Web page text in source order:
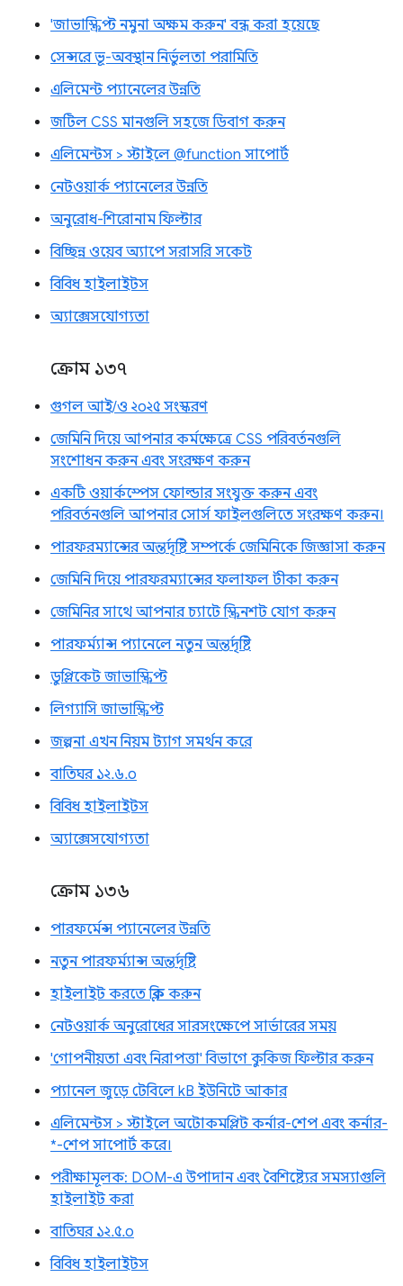
'জাভাস্ক্রিপ্ট নমুনা অক্ষম করুন' বন্ধ করা হয়েছে
সেন্সরে ভূ-অবস্থান নির্ভুলতা পরামিতি
এলিমেন্ট প্যানেলের উন্নতি
জটিল CSS মানগুলি সহজে ডিবাগ করুন
এলিমেন্টস > স্টাইলে @function সাপোর্ট
নেটওয়ার্ক প্যানেলের উন্নতি
অনুরোধ-শিরোনাম ফিল্টার
বিচ্ছিন্ন ওয়েব অ্যাপে সরাসরি সকেট
বিবিধ হাইলাইটস
অ্যাক্সেসযোগ্যতা
ক্রোম ১৩৭
গুগল আই/ও ২০২৫ সংস্করণ
জেমিনি দিয়ে আপনার কর্মক্ষেত্রে CSS পরিবর্তনগুলি
সংশোধন করুন এবং সংরক্ষণ করুন
একটি ওয়ার্কস্পেস ফোল্ডার সংযুক্ত করুন এবং
পরিবর্তনগুলি আপনার সোর্স ফাইলগুলিতে সংরক্ষণ করুন।
পারফরম্যান্সের অন্তর্দৃষ্টি সম্পর্কে জেমিনিকে জিজ্ঞাসা করুন
জেমিনি দিয়ে পারফরম্যান্সের ফলাফল টীকা করুন
জেমিনির সাথে আপনার চ্যাটে স্ক্রিনশট যোগ করুন
পারফর্ম্যান্স প্যানেলে নতুন অন্তর্দৃষ্টি
ডুপ্লিকেট জাভাস্ক্রিপ্ট
লিগ্যাসি জাভাস্ক্রিপ্ট
জল্পনা এখন নিয়ম ট্যাগ সমর্থন করে
বাতিঘর ১২.৬.০
বিবিধ হাইলাইটস
অ্যাক্সেসযোগ্যতা
ক্রোম ১৩৬
পারফর্মেন্স প্যানেলের উন্নতি
নতুন পারফর্ম্যান্স অন্তর্দৃষ্টি
হাইলাইট করতে ক্লিক করুন
নেটওয়ার্ক অনুরোধের সারসংক্ষেপে সার্ভারের সময়
'গোপনীয়তা এবং নিরাপত্তা' বিভাগে কুকিজ ফিল্টার করুন
প্যানেল জুড়ে টেবিলে kB ইউনিটে আকার
এলিমেন্টস > স্টাইলে অটোকমপ্লিট কর্নার-শেপ এবং কর্নার-
*-শেপ সাপোর্ট করে।
পরীক্ষামূলক: DOM-এ উপাদান এবং বৈশিষ্ট্যের সমস্যাগুলি
হাইলাইট করা
বাতিঘর ১২.৫.০
বিবিধ হাইলাইটস